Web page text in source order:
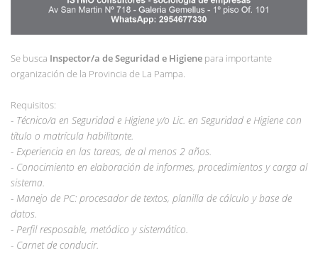
Se busca Inspector/a de Seguridad e Higiene para importante
organización de la Provincia de La Pampa.
Requisitos:
- Técnico/a en Seguridad e Higiene y/o Lic. en Seguridad e Higiene con
título o matrícula habilitante.
- Experiencia en las tareas, de al menos 2 años.
- Conocimiento en elaboración de informes, procedimientos y carga al
sistema.
- Manejo de PC: procesador de textos, planilla de cálculo y base de
datos.
- Perfil resposable, metódico y sistemático.
- Carnet de conducir.